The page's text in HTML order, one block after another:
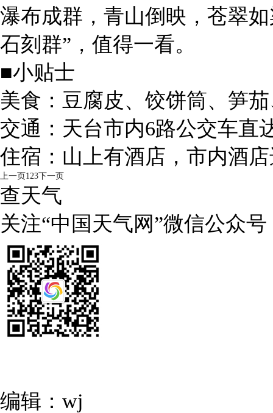
瀑布成群，青山倒映，苍翠
石刻群”，值得一看。
■小贴士
美食：豆腐皮、饺饼筒、笋
交通：天台市内6路公交车直
住宿：山上有酒店，市内酒
上一页123下一页
查天气
关注“中国天气网”微信公众号
编辑：wj